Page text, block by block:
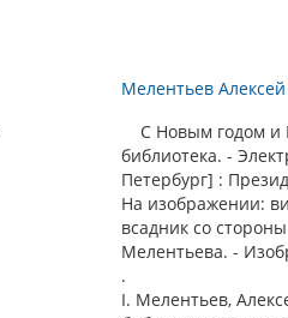
Мелентьев
С Новым годом и
библиотека. -
Петербург] :
На изображении:
всадник со
Мелентьева. -
.
I. Мелентьев,